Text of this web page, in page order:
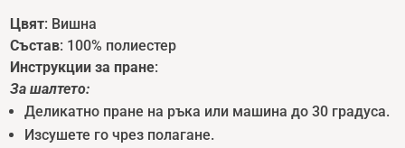
Цвят: Вишна
Състав: 100% полиестер
Инструкции за пране:
За шалтето:
Деликатно пране на ръка или машина до 30 градуса.
Изсушете го чрез полагане.